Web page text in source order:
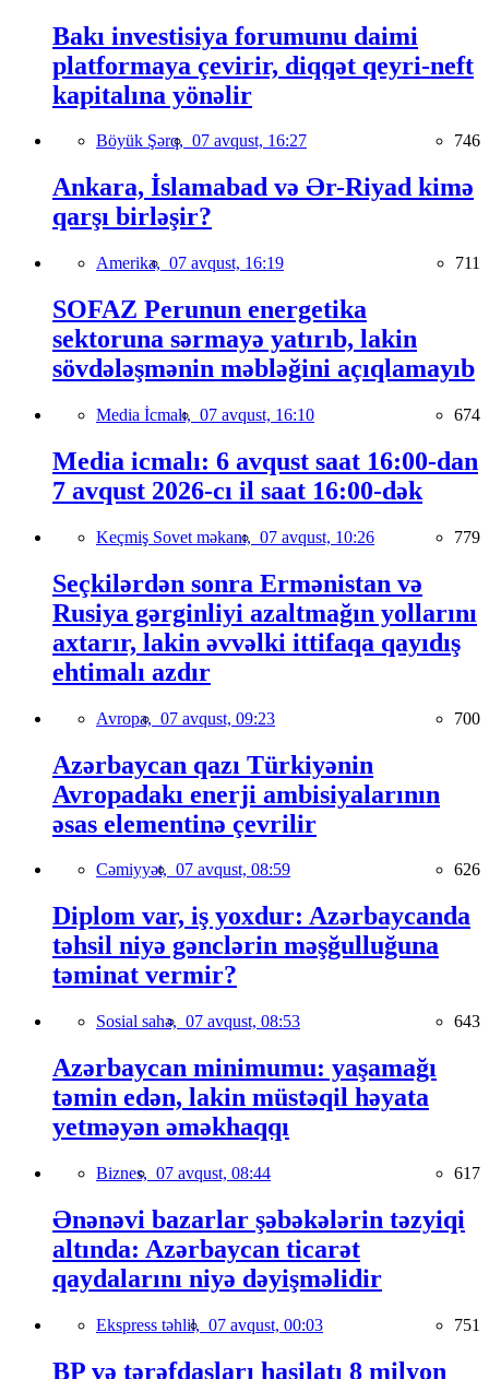
Bakı investisiya forumunu daimi
platformaya çevirir, diqqət qeyri-neft
kapitalına yönəlir
Böyük Şərq, 07 avqust, 16:27 746
Ankara, İslamabad və Ər-Riyad kimə
qarşı birləşir?
Amerika, 07 avqust, 16:19 711
SOFAZ Perunun energetika
sektoruna sərmayə yatırıb, lakin
sövdələşmənin məbləğini açıqlamayıb
Media İcmalı, 07 avqust, 16:10 674
Media icmalı: 6 avqust saat 16:00-dan
7 avqust 2026-cı il saat 16:00-dək
Keçmiş Sovet məkanı, 07 avqust, 10:26 779
Seçkilərdən sonra Ermənistan və
Rusiya gərginliyi azaltmağın yollarını
axtarır, lakin əvvəlki ittifaqa qayıdış
ehtimalı azdır
Avropa, 07 avqust, 09:23 700
Azərbaycan qazı Türkiyənin
Avropadakı enerji ambisiyalarının
əsas elementinə çevrilir
Cəmiyyət, 07 avqust, 08:59 626
Diplom var, iş yoxdur: Azərbaycanda
təhsil niyə gənclərin məşğulluğuna
təminat vermir?
Sosial sahə, 07 avqust, 08:53 643
Azərbaycan minimumu: yaşamağı
təmin edən, lakin müstəqil həyata
yetməyən əməkhaqqı
Biznes, 07 avqust, 08:44 617
Ənənəvi bazarlar şəbəkələrin təzyiqi
altında: Azərbaycan ticarət
qaydalarını niyə dəyişməlidir
Ekspress təhlil, 07 avqust, 00:03 751
BP və tərəfdaşları hasilatı 8 milyon